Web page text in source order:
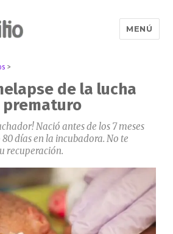
MENÚ
>
de la lucha
prematuro
Nació antes de los 7 meses
días en la incubadora. No te
recuperación.